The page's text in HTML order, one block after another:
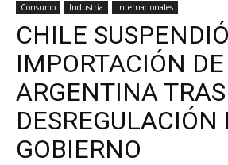
Consumo Industria Internacionales
CHILE
IMPORTACIÓN
ARGENTINA
DESREGULACIÓN
GOBIERNO